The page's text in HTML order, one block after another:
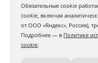
Обязательные cookie
cookie, включая
от ООО «Яндекс», Россия),
Подробнее — в Политике
cookie.